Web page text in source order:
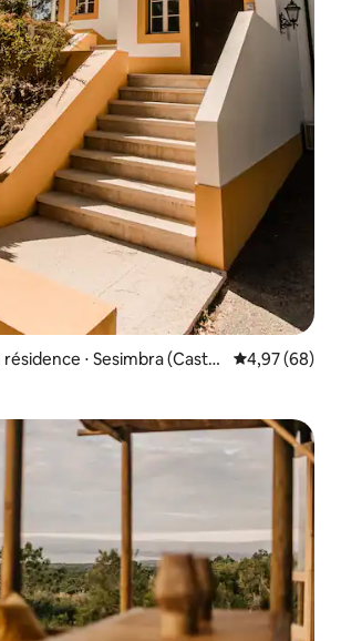
⋅ Sesimbra (Castel
Évaluation
4,97 (68)